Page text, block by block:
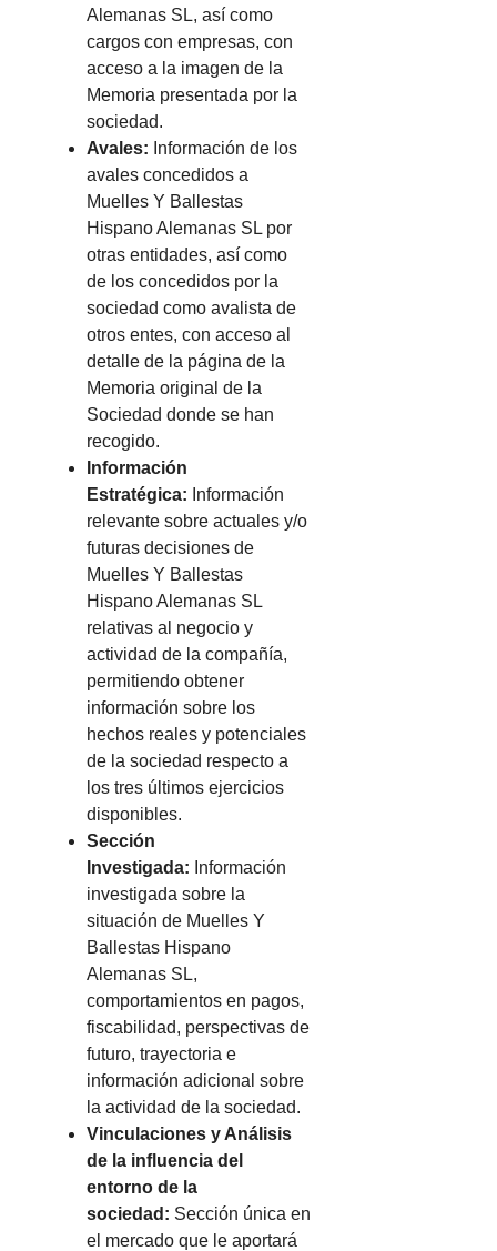
Alemanas SL, así como
cargos con empresas, con
acceso a la imagen de la
Memoria presentada por la
sociedad.
Avales: Información de los
avales concedidos a
Muelles Y Ballestas
Hispano Alemanas SL por
otras entidades, así como
de los concedidos por la
sociedad como avalista de
otros entes, con acceso al
detalle de la página de la
Memoria original de la
Sociedad donde se han
recogido.
Información
Estratégica: Información
relevante sobre actuales y/o
futuras decisiones de
Muelles Y Ballestas
Hispano Alemanas SL
relativas al negocio y
actividad de la compañía,
permitiendo obtener
información sobre los
hechos reales y potenciales
de la sociedad respecto a
los tres últimos ejercicios
disponibles.
Sección
Investigada: Información
investigada sobre la
situación de Muelles Y
Ballestas Hispano
Alemanas SL,
comportamientos en pagos,
fiscabilidad, perspectivas de
futuro, trayectoria e
información adicional sobre
la actividad de la sociedad.
Vinculaciones y Análisis
de la influencia del
entorno de la
sociedad: Sección única en
el mercado que le aportará